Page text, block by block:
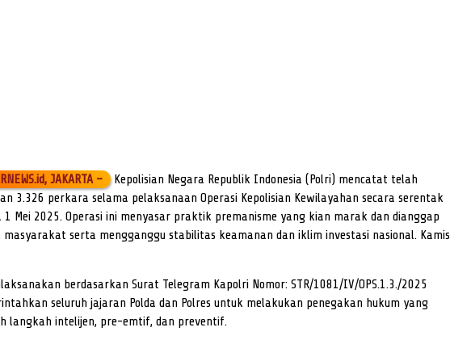
JAKARTA – Kepolisian Negara Republik Indonesia (Polri) mencatat telah
3.326 perkara selama pelaksanaan Operasi Kepolisian Kewilayahan secara serentak
1 Mei 2025. Operasi ini menyasar praktik premanisme yang kian marak dan dianggap
masyarakat serta mengganggu stabilitas keamanan dan iklim investasi nasional. Kamis
berdasarkan Surat Telegram Kapolri Nomor: STR/1081/IV/OPS.1.3./2025
seluruh jajaran Polda dan Polres untuk melakukan penegakan hukum yang
langkah intelijen, pre-emtif, dan preventif.